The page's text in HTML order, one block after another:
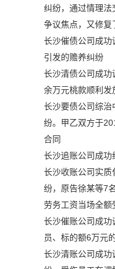
纠纷，通过情理法
争议焦点，又修复
长沙催债公司成功
引发的赡养纠纷
长沙清债公司成
余万元桃款顺利发
长沙要债公司综治
纷。甲乙双方于
合同
长沙追账公司成功
长沙收账公司实质
纷，原告徐某等7
劳务工资当场全额
长沙催账公司成功
员、标的额6万元
长沙清账公司成功